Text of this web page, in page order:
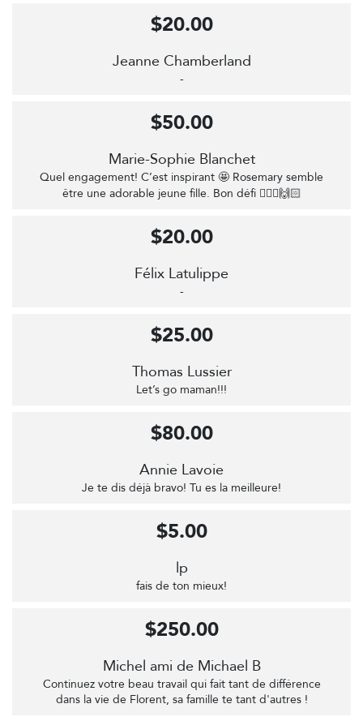
Jeanne Chamberland
-
$20.00
Marie-Sophie Blanchet
Quel engagement! C’est inspirant 🤩 Rosemary semble
être une adorable jeune fille. Bon défi 🚴🏻‍♀️🙌🏻
$50.00
Félix Latulippe
-
$20.00
Thomas Lussier
Let’s go maman!!!
$25.00
Annie Lavoie
Je te dis déjà bravo! Tu es la meilleure!
$80.00
lp
fais de ton mieux!
$5.00
Michel ami de Michael B
Continuez votre beau travail qui fait tant de différence
dans la vie de Florent, sa famille te tant d'autres !
$250.00